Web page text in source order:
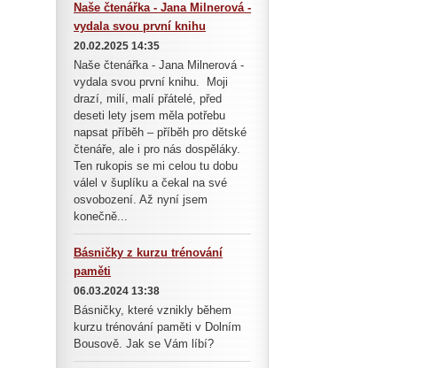
Naše čtenářka - Jana Milnerová -
vydala svou první knihu
20.02.2025 14:35
Naše čtenářka - Jana Milnerová -
vydala svou první knihu. Moji
drazí, milí, malí přátelé, před
deseti lety jsem měla potřebu
napsat příběh – příběh pro dětské
čtenáře, ale i pro nás dospěláky.
Ten rukopis se mi celou tu dobu
válel v šuplíku a čekal na své
osvobození. Až nyní jsem
konečně...
Básničky z kurzu trénování
paměti
06.03.2024 13:38
Básničky, které vznikly během
kurzu trénování paměti v Dolním
Bousově. Jak se Vám líbí?